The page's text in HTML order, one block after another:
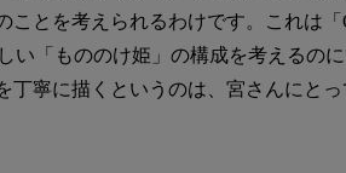
ことを考えられるわけです。これは「
い「もののけ姫」の構成を考えるの
丁寧に描くというのは、宮さんにとっ